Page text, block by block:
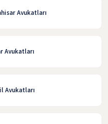
Avukatları
Avukatları
Avukatları